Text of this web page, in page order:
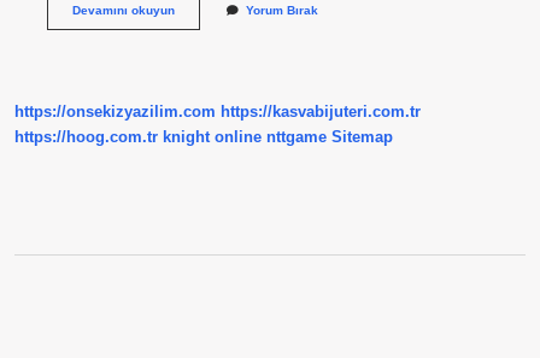
Devamını okuyunAna
Yorum Bırak
https://onsekizyazilim.com https://kasvabijuteri.com.tr
https://hoog.com.tr knight online nttgame Sitemap